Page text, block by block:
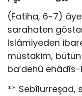
(Fatiha, 6-7)
sarahaten
lslâmiyeden
müstakim, bütün
ba’dehû
** Sebîlürreşad,